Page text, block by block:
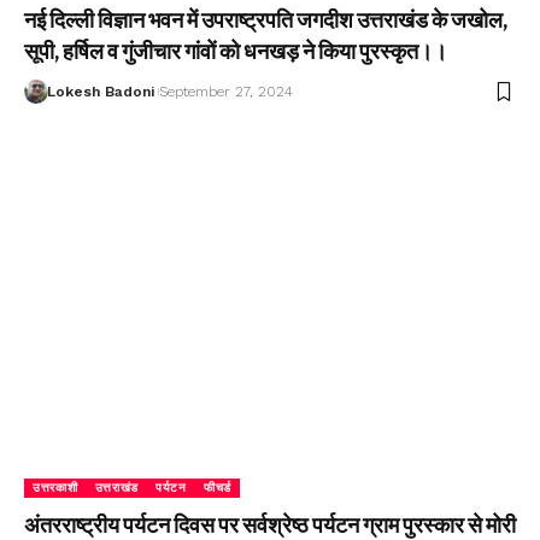
नई दिल्ली विज्ञान भवन में उपराष्ट्रपति जगदीश उत्तराखंड के जखोल,
सूपी, हर्षिल व गुंजीचार गांवों को धनखड़ ने किया पुरस्कृत।।
Lokesh Badoni September 27, 2024
उत्तरकाशी उत्तराखंड पर्यटन फीचर्ड
अंतरराष्ट्रीय पर्यटन दिवस पर सर्वश्रेष्ठ पर्यटन ग्राम पुरस्कार से मोरी